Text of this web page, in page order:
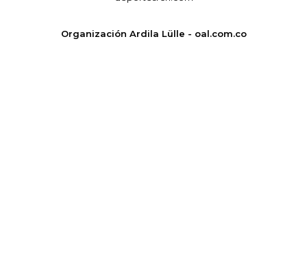
Organización Ardila Lülle - oal.com.co